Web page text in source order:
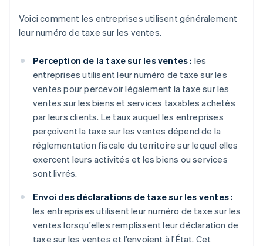
Voici comment les entreprises utilisent généralement
leur numéro de taxe sur les ventes.
Perception de la taxe sur les ventes : les
entreprises utilisent leur numéro de taxe sur les
ventes pour percevoir légalement la taxe sur les
ventes sur les biens et services taxables achetés
par leurs clients. Le taux auquel les entreprises
perçoivent la taxe sur les ventes dépend de la
réglementation fiscale du territoire sur lequel elles
exercent leurs activités et les biens ou services
sont livrés.
Envoi des déclarations de taxe sur les ventes :
les entreprises utilisent leur numéro de taxe sur les
ventes lorsqu'elles remplissent leur déclaration de
taxe sur les ventes et l’envoient à l'État. Cet